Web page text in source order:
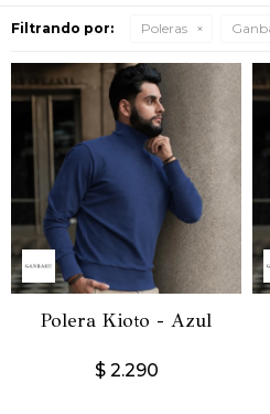
Filtrando por: Poleras
Polera Kioto - Azul
$ 2.290